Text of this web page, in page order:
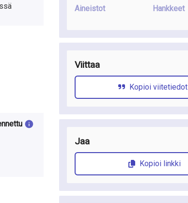
Aineistot Hankkeet
Viittaa
Kopioi viitetiedot
Jaa
Kopioi linkki